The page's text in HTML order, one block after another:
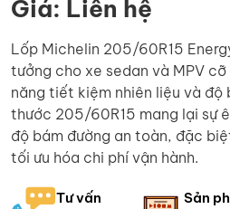
Giá: Liên hệ
Lốp Michelin 205/60R15
tưởng cho xe sedan và MPV
năng tiết kiệm nhiên liệu và độ
thước 205/60R15 mang lại sự
độ bám đường an toàn, đặc
tối ưu hóa chi phí vận hành.
Tư vấn
Sản